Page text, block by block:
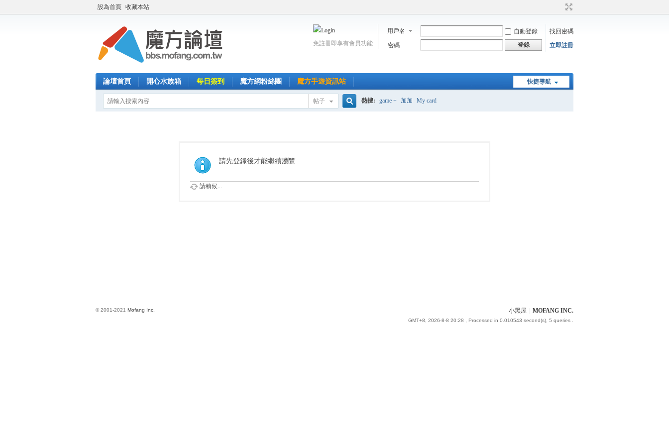
設為首頁 收藏本站
用戶名 自動登錄
找回密碼
密碼
登錄 立即註冊
免註冊即享有會員功能
快捷導航
論壇首頁 開心水族箱 每日簽到 魔方網粉絲團 魔方手遊資訊站
帖子 熱搜: game + 加加 My card
請先登錄後才能繼續瀏覽
請稍候...
小黑屋 MOFANG INC.
GMT+8, 2026-8-8 20:28 , Processed in 0.010543 second(s), 5 queries .
© 2001-2021 Mofang Inc.